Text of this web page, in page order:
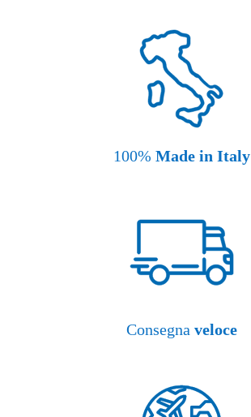
100% Made in Italy
Consegna veloce